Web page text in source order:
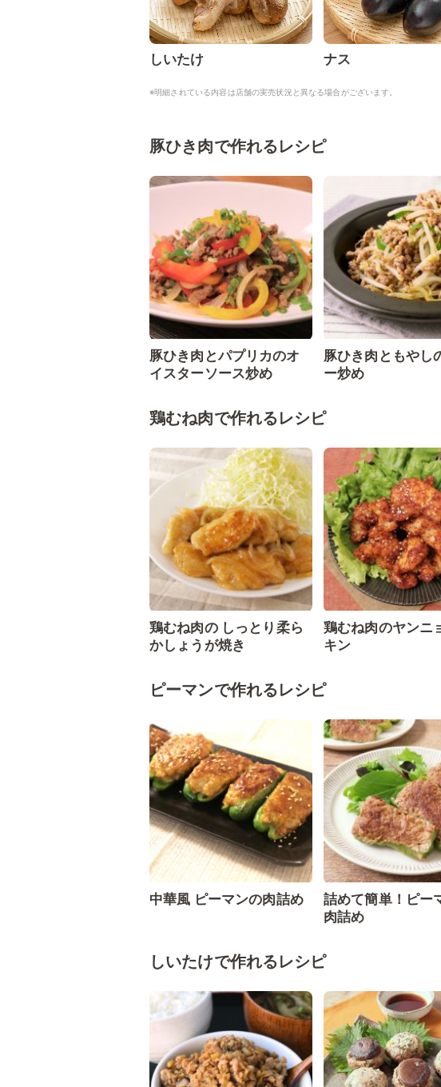
しいたけ ナス
※明細されている内容は店舗の実売状況と異なる場合がございます。
豚ひき肉で作れるレシピ
豚ひき肉とパプリカのオ
イスターソース炒め
豚ひき肉ともやし
ー炒め
鶏むね肉で作れるレシピ
鶏むね肉の しっとり柔ら
かしょうが焼き
鶏むね肉のヤンニ
キン
ピーマンで作れるレシピ
中華風 ピーマンの肉詰め
詰めて簡単！ピー
肉詰め
しいたけで作れるレシピ